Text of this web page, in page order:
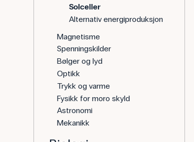
Solceller
Alternativ energiproduksjon
Magnetisme
Spenningskilder
Bølger og lyd
Optikk
Trykk og varme
Fysikk for moro skyld
Astronomi
Mekanikk